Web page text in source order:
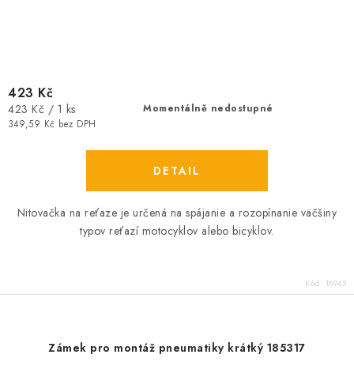
Momentálně nedostupné
349,59 Kč bez DPH
423 Kč
Měrná
cena:
423 Kč / 1 ks
Nitovačka na reťaze je určená na spájanie a rozopínanie väčšiny
typov reťazí motocyklov alebo bicyklov.
Kód: 16945
Zámek pro montáž pneumatiky krátký 185317